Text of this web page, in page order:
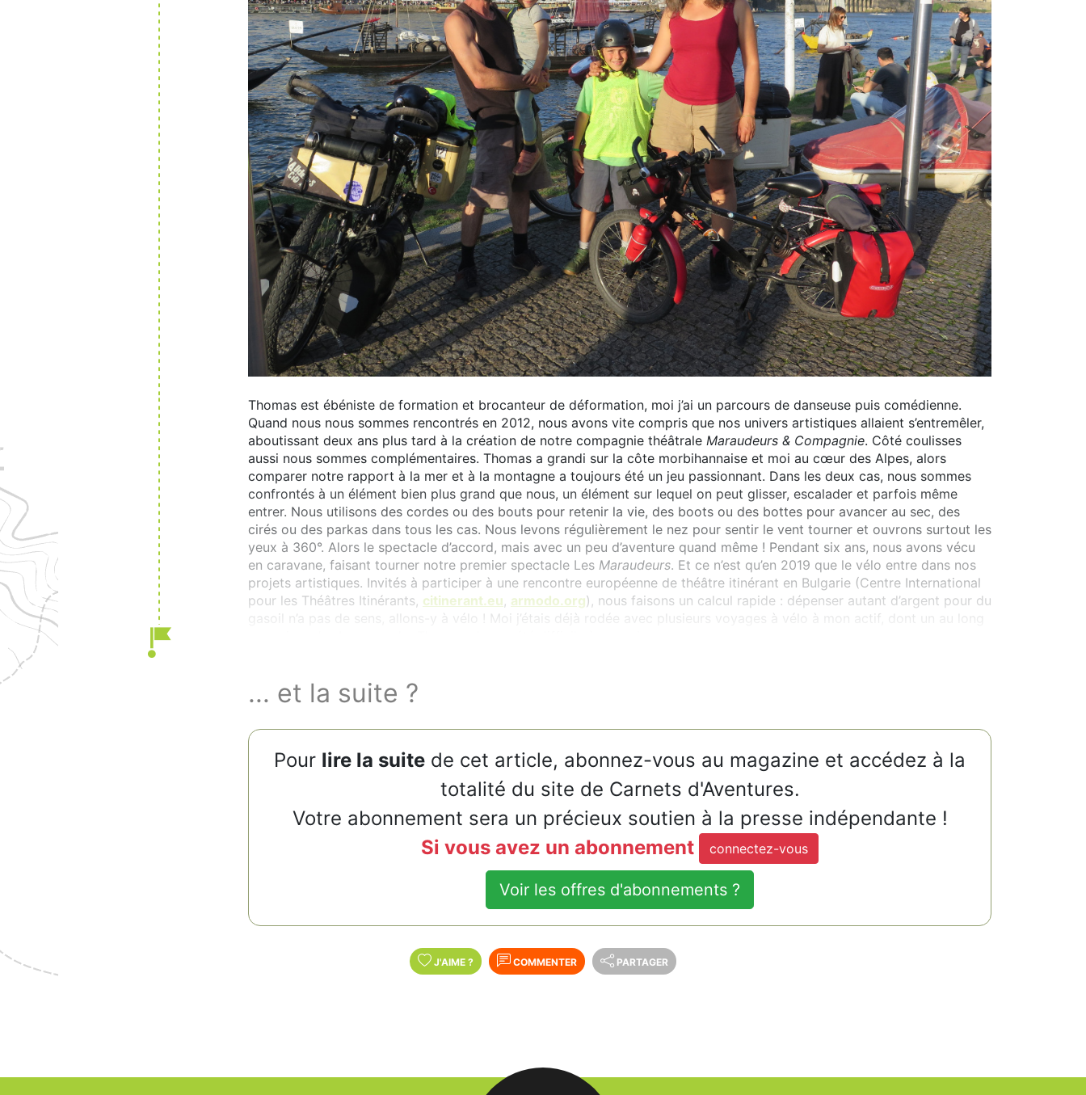
Thomas est ébéniste de formation et brocanteur de déformation, moi j’ai un parcours de danseuse puis comédienne.
Quand nous nous sommes rencontrés en 2012, nous avons vite compris que nos univers artistiques allaient s’entremêler,
aboutissant deux ans plus tard à la création de notre compagnie théâtrale Maraudeurs & Compagnie. Côté coulisses
aussi nous sommes complémentaires. Thomas a grandi sur la côte morbihannaise et moi au cœur des Alpes, alors
comparer notre rapport à la mer et à la montagne a toujours été un jeu passionnant. Dans les deux cas, nous sommes
confrontés à un élément bien plus grand que nous, un élément sur lequel on peut glisser, escalader et parfois même
entrer. Nous utilisons des cordes ou des bouts pour retenir la vie, des boots ou des bottes pour avancer au sec, des
cirés ou des parkas dans tous les cas. Nous levons régulièrement le nez pour sentir le vent tourner et ouvrons surtout les
yeux à 360°. Alors le spectacle d’accord, mais avec un peu d’aventure quand même ! Pendant six ans, nous avons vécu
en caravane, faisant tourner notre premier spectacle Les Maraudeurs. Et ce n’est qu’en 2019 que le vélo entre dans nos
projets artistiques. Invités à participer à une rencontre européenne de théâtre itinérant en Bulgarie (Centre International
pour les Théâtres Itinérants, citinerant.eu, armodo.org), nous faisons un calcul rapide : dépenser autant d’argent pour du
gasoil n’a pas de sens, allons-y à vélo ! Moi j’étais déjà rodée avec plusieurs voyages à vélo à mon actif, dont un au long
... et la suite ?
Pour lire la suite de cet article, abonnez-vous au magazine et accédez à la
totalité du site de Carnets d'Aventures.
Votre abonnement sera un précieux soutien à la presse indépendante !
Si vous avez un abonnement
connectez-vous
Voir les offres d'abonnements ?
J'AIME ? COMMENTER PARTAGER